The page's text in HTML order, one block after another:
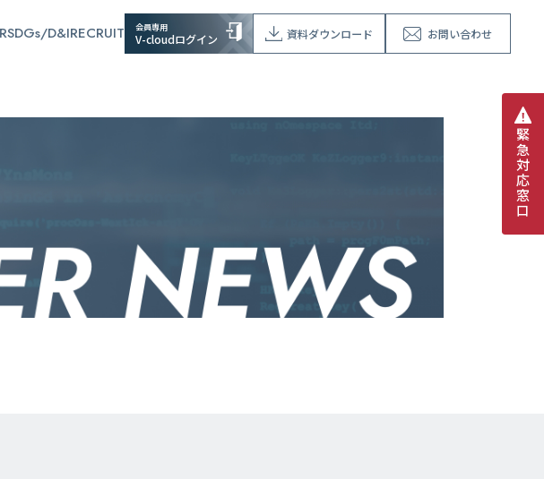
SDGs/D&IRECRUIT 会員専用
V-cloudログイン 資料ダウンロード お問い合わせ
緊
急
対
応
窓
口